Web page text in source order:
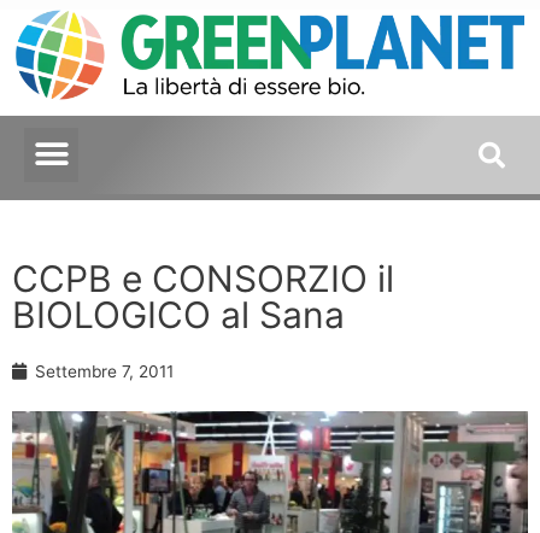
CCPB e CONSORZIO il
BIOLOGICO al Sana
Settembre 7, 2011